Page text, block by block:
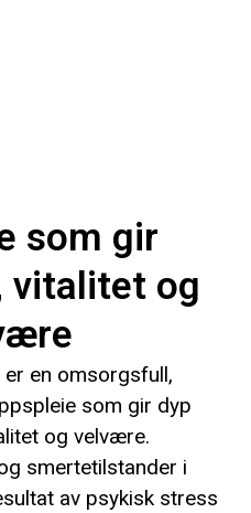
som gir
vitalitet og
en omsorgsfull,
som gir dyp
og velvære.
smertetilstander i
av psykisk stress